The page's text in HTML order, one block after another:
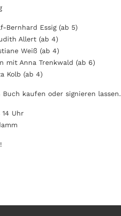
Bernhard Essig (ab 5)
Allert (ab 4)
Weiß (ab 4)
mit Anna Trenkwald (ab 6)
Kolb (ab 4)
kaufen oder signieren lassen.
14 Uhr